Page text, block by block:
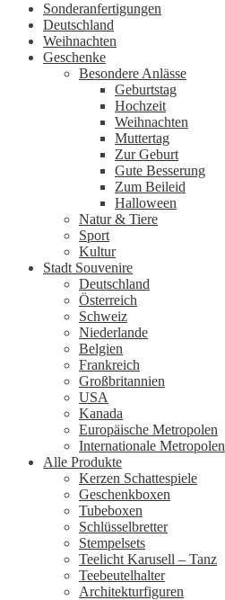
Sonderanfertigungen
Deutschland
Weihnachten
Geschenke
Besondere Anlässe
Geburtstag
Hochzeit
Weihnachten
Muttertag
Zur Geburt
Gute Besserung
Zum Beileid
Halloween
Natur & Tiere
Sport
Kultur
Stadt Souvenire
Deutschland
Österreich
Schweiz
Niederlande
Belgien
Frankreich
Großbritannien
USA
Kanada
Europäische Metropolen
Internationale Metropolen
Alle Produkte
Kerzen Schattespiele
Geschenkboxen
Tubeboxen
Schlüsselbretter
Stempelsets
Teelicht Karusell – Tanz
Teebeutelhalter
Architekturfiguren